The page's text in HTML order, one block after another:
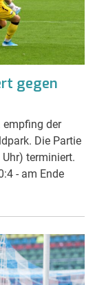
gegen
empfing der
Die Partie
terminiert.
- am Ende